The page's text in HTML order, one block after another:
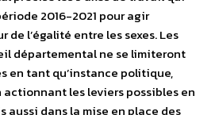
2016-2021 pour agir
de l’égalité entre les sexes. Les
départemental ne se limiteront
en tant qu’instance politique,
les leviers possibles en
aussi dans la mise en place des